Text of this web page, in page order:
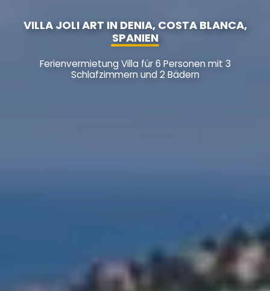
VILLA JOLI ART IN DENIA, COSTA BLANCA,
SPANIEN
Ferienvermietung Villa für 6 Personen mit 3
Schlafzimmern und 2 Bädern